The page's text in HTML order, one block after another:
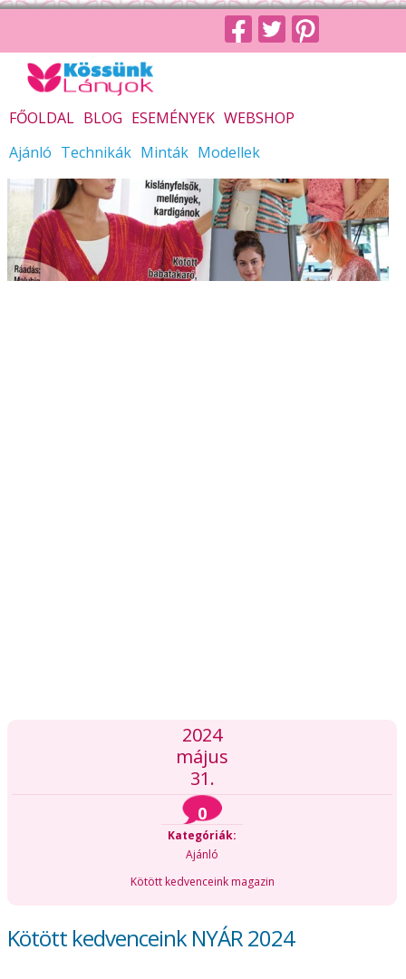
FŐOLDAL BLOG ESEMÉNYEK WEBSHOP
Ajánló Technikák Minták Modellek
2024
május
31.
0
Kategóriák:
Ajánló
Kötött kedvenceink magazin
Kötött kedvenceink NYÁR 2024